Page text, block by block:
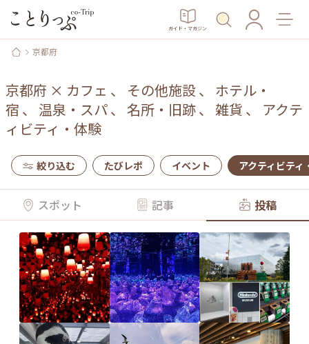
ガイド・マガジン
京都府
京都府 × カフェ 、 その他施設、 ホテル・
宿 、 温泉・スパ、 名所・旧跡、 雑貨 、 アクテ
ィビティ・体験
絞り込む たびレポ イベント アクティビティ
スポット 記事 投稿